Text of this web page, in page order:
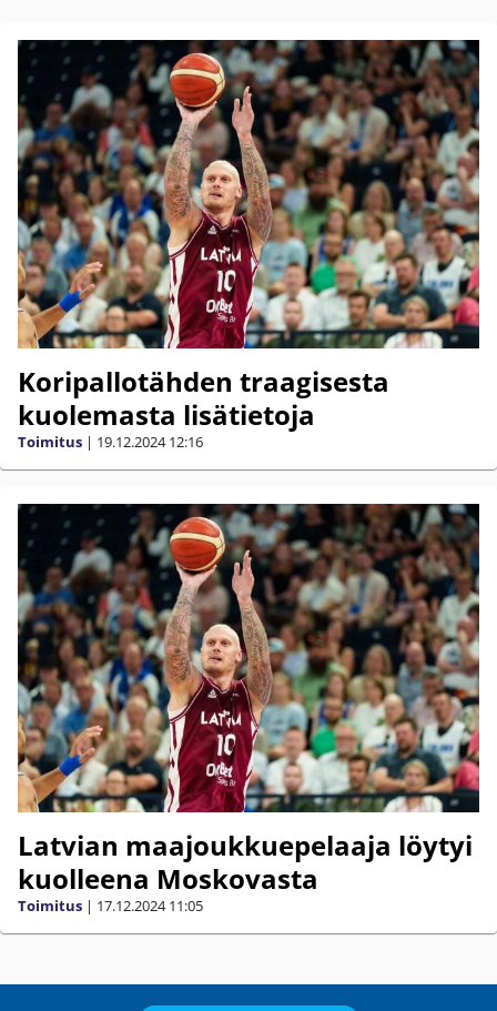
Koripallotähden traagisesta
kuolemasta lisätietoja
Toimitus | 19.12.2024 12:16
Latvian maajoukkuepelaaja löytyi
kuolleena Moskovasta
Toimitus | 17.12.2024 11:05